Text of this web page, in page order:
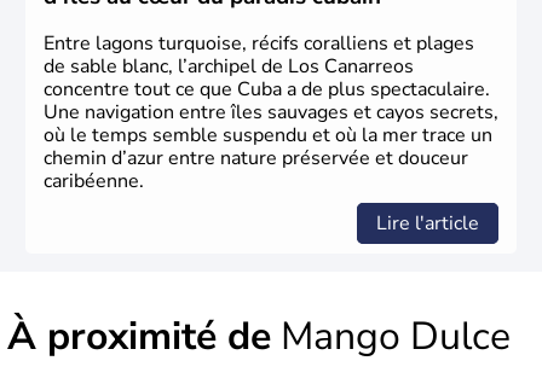
Entre lagons turquoise, récifs coralliens et plages
de sable blanc, l’archipel de Los Canarreos
concentre tout ce que Cuba a de plus spectaculaire.
Une navigation entre îles sauvages et cayos secrets,
où le temps semble suspendu et où la mer trace un
chemin d’azur entre nature préservée et douceur
caribéenne.
Lire l'article
À proximité de Mango Dulce